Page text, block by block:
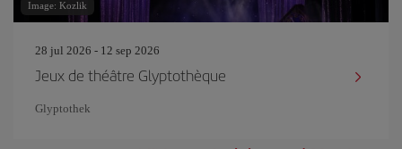
Image: Kozlik
28 jul 2026 - 12 sep 2026
Jeux de théâtre Glyptothèque
Glyptothek